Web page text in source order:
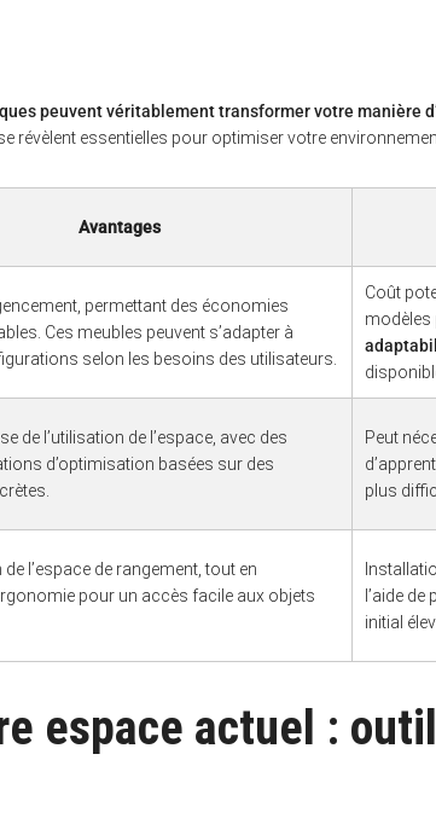
peuvent véritablement transformer votre manière
révèlent essentielles pour optimiser votre
Avantages
permettant des économies
Ces meubles peuvent s’adapter à
selon les besoins des utilisateurs.
Coût
modèles
de l’utilisation de l’espace, avec des
d’optimisation basées sur des
Peut
plus
l’espace de rangement, tout en
pour un accès facile aux objets
l’aide
initial
espace actuel :